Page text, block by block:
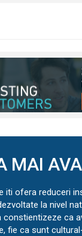
MAI
iti ofera reduceri
la nivel
ca
fie ca sunt